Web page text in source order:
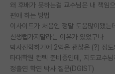
편애 하는 방법
이사이트가 처음엔 정말 도움많이됐는데
신생랩가지말라는 이유가 있었구나
정출연 학연 박사 질문(DGIST)